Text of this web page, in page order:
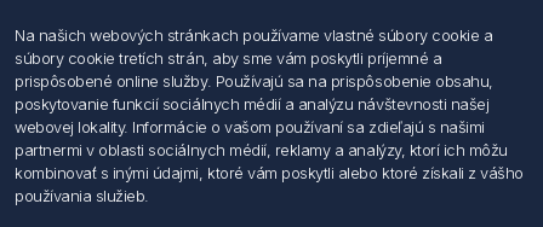
Informácie
Imprint
Vyhlásenie k ochrane údajov
Všeobecné dodacie a obchodné podmienky
Obchodný zástupca
Na našich webových stránkach používame vlastné súbory cookie a
súbory cookie tretích strán, aby sme vám poskytli príjemné a
prispôsobené online služby. Používajú sa na prispôsobenie obsahu,
poskytovanie funkcií sociálnych médií a analýzu návštevnosti našej
webovej lokality. Informácie o vašom používaní sa zdieľajú s našimi
partnermi v oblasti sociálnych médií, reklamy a analýzy, ktorí ich môžu
kombinovať s inými údajmi, ktoré vám poskytli alebo ktoré získali z vášho
používania služieb.